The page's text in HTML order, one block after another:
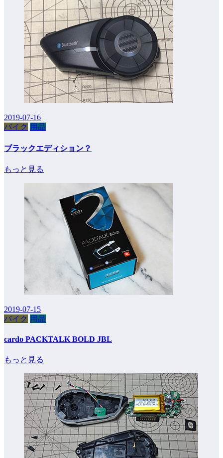
2019-07-16
バイク 用品
ブラックエディション？
もっと見る
2019-07-15
バイク 用品
cardo PACKTALK BOLD JBL
もっと見る